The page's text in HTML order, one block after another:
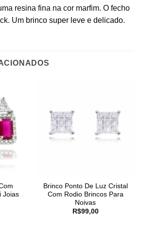
resina fina na cor marfim. O fecho
Um brinco super leve e delicado.
Joias
Brinco Ponto De Luz Cristal
Com Rodio Brincos Para
Noivas
R$99,00